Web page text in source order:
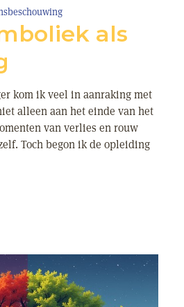
als
kom ik veel in aanraking met
alleen aan het einde van het
van verlies en rouw
Toch begon ik de opleiding